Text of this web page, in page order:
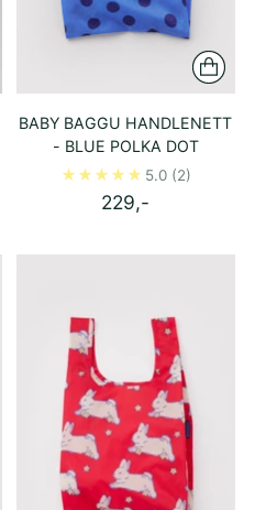
BABY BAGGU HANDLENETT
- BLUE POLKA DOT
5.0 (2)
229,-